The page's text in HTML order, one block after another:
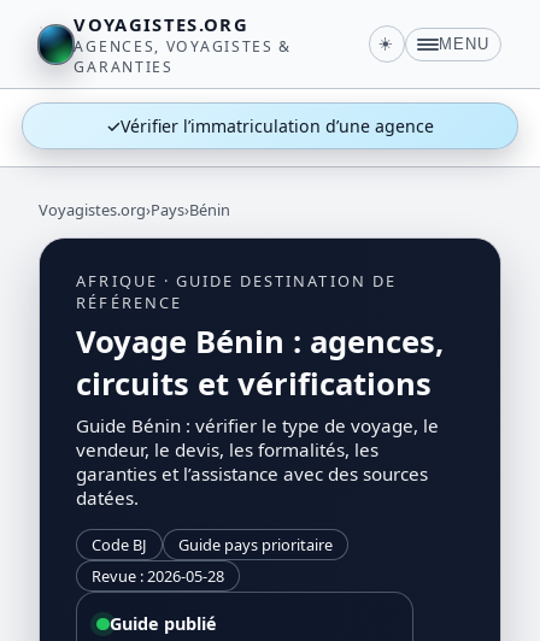
VOYAGISTES.ORG
AGENCES, VOYAGISTES &
GARANTIES
☀️ MENU
✓Vérifier l’immatriculation d’une agence
Voyagistes.org›Pays›Bénin
AFRIQUE · GUIDE DESTINATION DE
RÉFÉRENCE
Voyage Bénin : agences,
circuits et vérifications
Guide Bénin : vérifier le type de voyage, le
vendeur, le devis, les formalités, les
garanties et l’assistance avec des sources
datées.
Code BJ
Guide pays prioritaire
Revue : 2026-05-28
Guide publié